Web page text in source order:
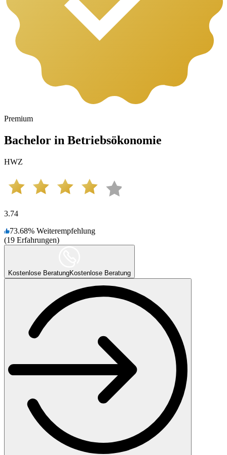
Premium
Bachelor in Betriebsökonomie
HWZ
3.74
73.68% Weiterempfehlung
(19 Erfahrungen)
Kostenlose BeratungKostenlose Beratung